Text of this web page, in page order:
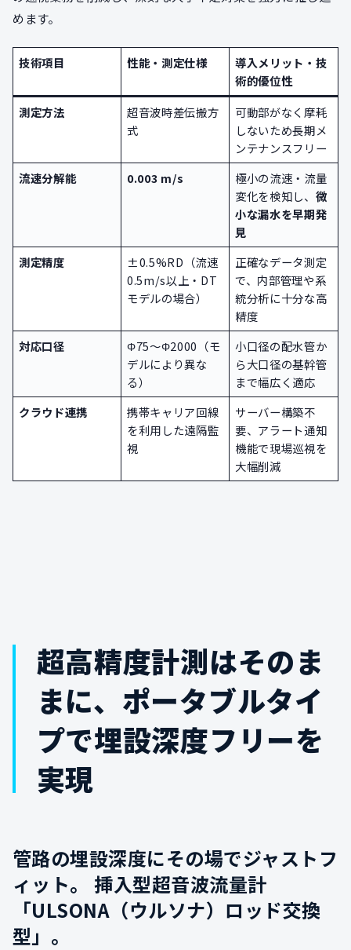
めます。
技術項目 性能・測定仕様
導入メリット・技
術的優位性
測定方法
超音波時差伝搬方
式
可動部がなく摩耗
しないため長期メ
ンテナンスフリー
流速分解能
0.003 m/s
極小の流速・流量
変化を検知し、 微
小な漏水を早期発
見
測定精度
±0.5%RD（流速
0.5m/s以上・DT
モデルの場合）
正確なデータ測定
で、内部管理や系
統分析に十分な高
精度
対応口径
Φ75～Φ2000（モ
デルにより異な
る）
小口径の配水管か
ら大口径の基幹管
まで幅広く適応
クラウド連携
携帯キャリア回線
を利用した遠隔監
視
サーバー構築不
要、アラート通知
機能で現場巡視を
大幅削減
超高精度計測はそのま
まに、ポータブルタイ
プで埋設深度フリーを
実現
管路の埋設深度にその場でジャストフ
ィット。
挿入型超音波流量計
「ULSONA（ウルソナ）ロッド交換
型」。